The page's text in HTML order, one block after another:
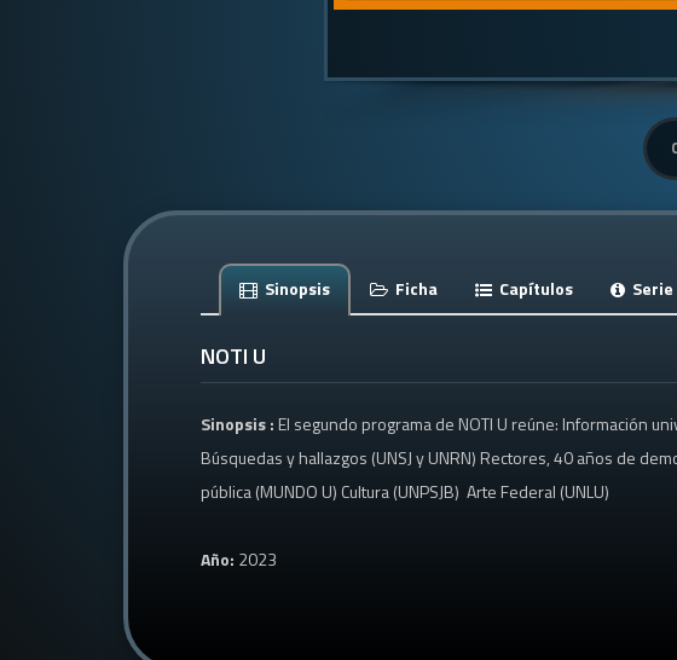
Sinopsis Ficha Capítulos Serie
NOTI U
Sinopsis : El segundo programa de NOTI U reúne: Información
Búsquedas y hallazgos (UNSJ y UNRN) Rectores, 40 años de
pública (MUNDO U) Cultura (UNPSJB) Arte Federal (UNLU)
Año: 2023